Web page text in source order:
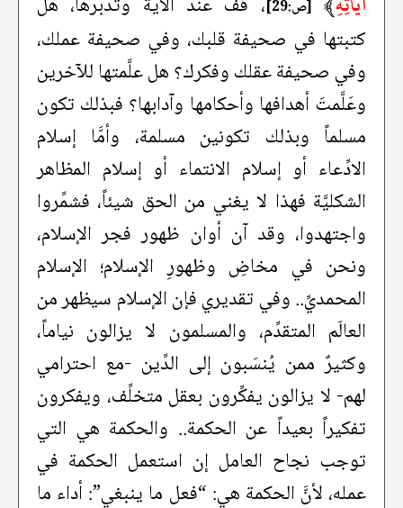
[ص:29]
كتبتها في صحيفة قلبك، وفي صحيفة عملك،
وفي صحيفة عقلك وفكرك؟ هل علَّمتها للآخرين
وعَلَّمتَ أهدافها وأحكامها وآدابها؟ فبذلك تكون
مسلماً وبذلك تكونين مسلمة، وأمَّا إسلام
الادِّعاء أو إسلام الانتماء أو إسلام المظاهر
الشكليَّة فهذا لا يغني من الحق شيئاً، فشمِّروا
واجتهدوا، وقد آن أوان ظهور فجر الإسلام،
ونحن في مخاضِ وظهورِ الإسلام؛ الإسلام
المحمديِّ.. وفي تقديري فإن الإسلام سيظهر من
العالَم المتقدِّم، والمسلمون لا يزالون نياماً،
وكثيرٌ ممن يُنسَبون إلى الدِّين -مع احترامي
لهم- لا يزالون يفكِّرون بعقل متخلِّف، ويفكرون
تفكيراً بعيداً عن الحكمة.. والحكمة هي التي
توجب نجاح العامل إن استعمل الحكمة في
عمله، لأنَّ الحكمة هي: “فعل ما ينبغي”: أداء ما